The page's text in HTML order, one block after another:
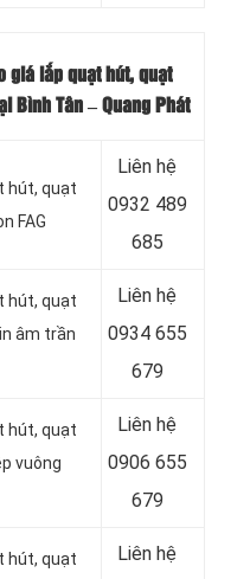
giá lắp quạt hút, quạt
Bình Tân – Quang Phát
hút, quạt
FAG
Liên hệ
0932 489
685
hút, quạt
âm trần
Liên hệ
0934 655
679
hút, quạt
vuông
Liên hệ
0906 655
679
hút, quạt
Liên hệ